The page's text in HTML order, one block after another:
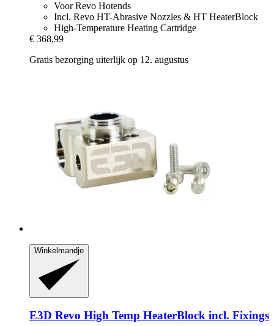
Voor Revo Hotends
Incl. Revo HT-Abrasive Nozzles & HT HeaterBlock
High-Temperature Heating Cartridge
€ 368,99
Gratis bezorging uiterlijk op 12. augustus
Winkelmandje
E3D Revo High Temp HeaterBlock incl. Fixings